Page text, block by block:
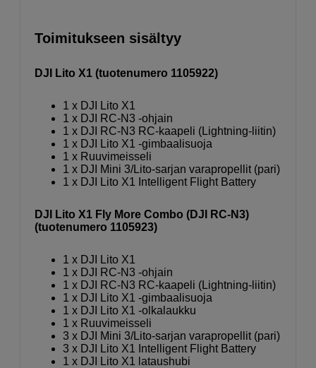
Toimitukseen sisältyy
DJI Lito X1 (tuotenumero 1105922)
1 x DJI Lito X1
1 x DJI RC-N3 -ohjain
1 x DJI RC-N3 RC-kaapeli (Lightning-liitin)
1 x DJI Lito X1 -gimbaalisuoja
1 x Ruuvimeisseli
1 x DJI Mini 3/Lito-sarjan vara­propellit (pari)
1 x DJI Lito X1 Intelligent Flight Battery
DJI Lito X1 Fly More Combo (DJI RC-N3)
(tuotenumero 1105923)
1 x DJI Lito X1
1 x DJI RC-N3 -ohjain
1 x DJI RC-N3 RC-kaapeli (Lightning-liitin)
1 x DJI Lito X1 -gimbaalisuoja
1 x DJI Lito X1 -olkalaukku
1 x Ruuvimeisseli
3 x DJI Mini 3/Lito-sarjan vara­propellit (pari)
3 x DJI Lito X1 Intelligent Flight Battery
1 x DJI Lito X1 lataushubi